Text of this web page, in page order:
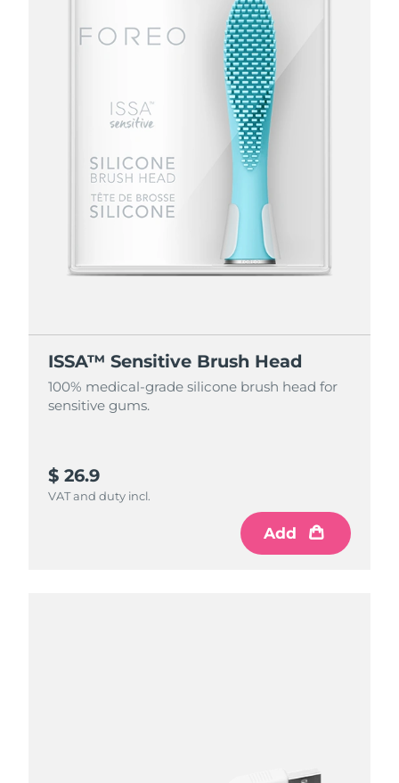
ISSA™ Sensitive Brush Head
100% medical-grade silicone brush head for
sensitive gums.
$ 26.9
VAT and duty incl.
Add